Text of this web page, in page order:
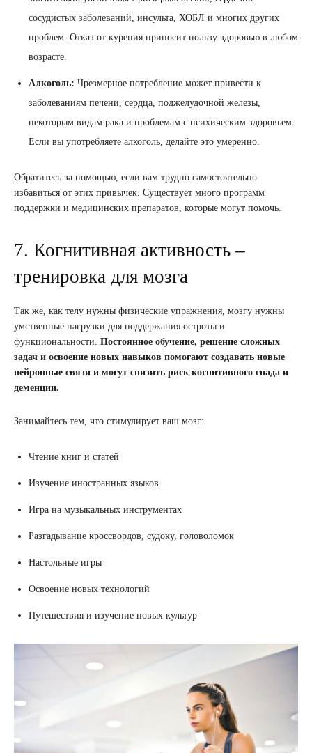
сосудистых заболеваний, инсульта, ХОБЛ и многих других
проблем. Отказ от курения приносит пользу здоровью в любом
возрасте.
Алкоголь: Чрезмерное потребление может привести к
заболеваниям печени, сердца, поджелудочной железы,
некоторым видам рака и проблемам с психическим здоровьем.
Если вы употребляете алкоголь, делайте это умеренно.
Обратитесь за помощью, если вам трудно самостоятельно
избавиться от этих привычек. Существует много программ
поддержки и медицинских препаратов, которые могут помочь.
7. Когнитивная активность –
тренировка для мозга
Так же, как телу нужны физические упражнения, мозгу нужны
умственные нагрузки для поддержания остроты и
функциональности. Постоянное обучение, решение сложных
задач и освоение новых навыков помогают создавать новые
нейронные связи и могут снизить риск когнитивного спада и
деменции.
Занимайтесь тем, что стимулирует ваш мозг:
Чтение книг и статей
Изучение иностранных языков
Игра на музыкальных инструментах
Разгадывание кроссвордов, судоку, головоломок
Настольные игры
Освоение новых технологий
Путешествия и изучение новых культур